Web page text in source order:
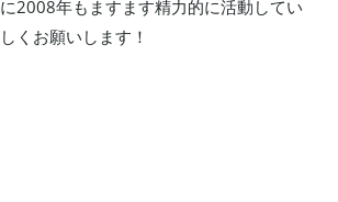
2008年もますます精力的に活動してい
くお願いします！